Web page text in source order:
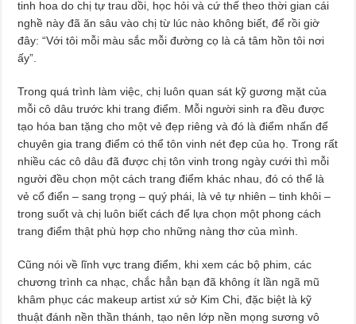
tinh hoa do chị tự trau dồi, học hỏi và cứ thế theo thời gian cái
nghề này đã ăn sâu vào chị từ lúc nào không biết, để rồi giờ
đây: “Với tôi mỗi màu sắc mỗi đường cọ là cả tâm hồn tôi nơi
ấy”.
Trong quá trình làm việc, chị luôn quan sát kỹ gương mặt của
mỗi cô dâu trước khi trang điểm. Mỗi người sinh ra đều được
tạo hóa ban tặng cho một vẻ đẹp riêng và đó là điểm nhấn để
chuyên gia trang điểm có thể tôn vinh nét đẹp của họ. Trong rất
nhiều các cô dâu đã được chị tôn vinh trong ngày cưới thì mỗi
người đều chọn một cách trang điểm khác nhau, đó có thể là
vẻ cổ điển – sang trọng – quý phái, là vẻ tự nhiên – tinh khôi –
trong suốt và chị luôn biết cách để lựa chọn một phong cách
trang điểm thật phù hợp cho những nàng thơ của mình.
Cũng nói về lĩnh vực trang điểm, khi xem các bộ phim, các
chương trình ca nhạc, chắc hẳn bạn đã không ít lần ngã mũ
khâm phục các makeup artist xứ sở Kim Chi, đặc biệt là kỹ
thuật đánh nền thần thánh, tạo nên lớp nền mọng sương vô